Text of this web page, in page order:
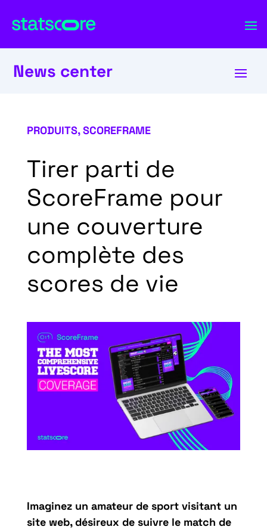
News center
PRODUITS,SCOREFRAME
Tirer parti de
ScoreFrame pour
une couverture
complète des
scores de vie
Imaginez un amateur de sport visitant un
site web, désireux de suivre le match de